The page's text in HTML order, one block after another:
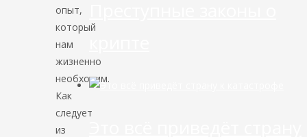
опыт,
который
нам
жизненно
необходим.
Как
следует
из